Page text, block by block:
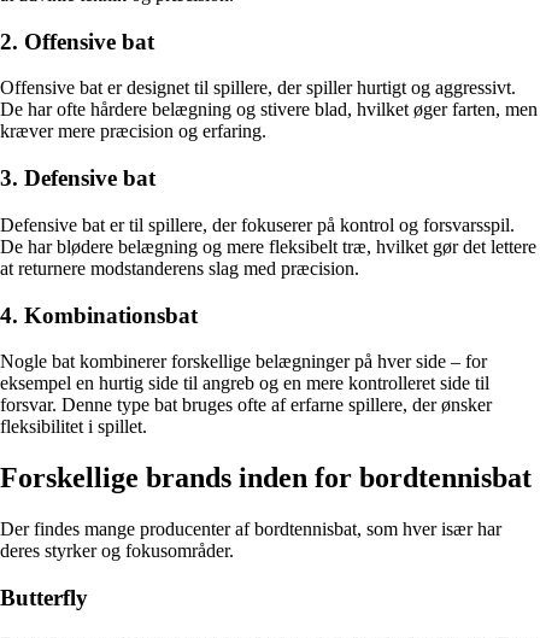
2. Offensive bat
Offensive bat er designet til spillere, der spiller hurtigt og aggressivt.
De har ofte hårdere belægning og stivere blad, hvilket øger farten, men
kræver mere præcision og erfaring.
3. Defensive bat
Defensive bat er til spillere, der fokuserer på kontrol og forsvarsspil.
De har blødere belægning og mere fleksibelt træ, hvilket gør det lettere
at returnere modstanderens slag med præcision.
4. Kombinationsbat
Nogle bat kombinerer forskellige belægninger på hver side – for
eksempel en hurtig side til angreb og en mere kontrolleret side til
forsvar. Denne type bat bruges ofte af erfarne spillere, der ønsker
fleksibilitet i spillet.
Forskellige brands inden for bordtennisbat
Der findes mange producenter af bordtennisbat, som hver især har
deres styrker og fokusområder.
Butterfly